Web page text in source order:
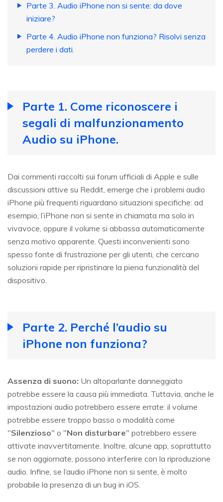
Parte 3. Audio iPhone non si sente: da dove
iniziare?
Parte 4. Audio iPhone non funziona? Risolvi senza
perdere i dati.
Parte 1. Come riconoscere i
segali di malfunzionamento
Audio su iPhone.
Dai commenti raccolti sui forum ufficiali di Apple e sulle
discussioni attive su Reddit, emerge che i problemi audio
iPhone più frequenti riguardano situazioni specifiche: ad
esempio, l’iPhone non si sente in chiamata ma solo in
vivavoce, oppure il volume si abbassa automaticamente
senza motivo apparente. Questi inconvenienti sono
spesso fonte di frustrazione per gli utenti, che cercano
soluzioni rapide per ripristinare la piena funzionalità del
dispositivo.
Parte 2. Perché l’audio su
iPhone non funziona?
Assenza di suono: Un altoparlante danneggiato
potrebbe essere la causa più immediata. Tuttavia, anche le
impostazioni audio potrebbero essere errate: il volume
potrebbe essere troppo basso o modalità come
"Silenzioso" o "Non disturbare" potrebbero essere
attivate inavvertitamente. Inoltre, alcune app, soprattutto
se non aggiornate, possono interferire con la riproduzione
audio. Infine, se l’audio iPhone non si sente, è molto
probabile la presenza di un bug in iOS.